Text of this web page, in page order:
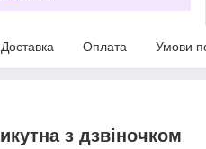
Доставка Оплата Умови
з дзвіночком